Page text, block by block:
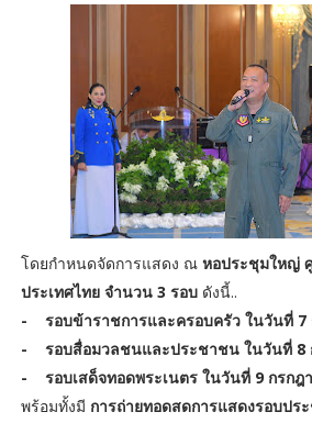
โดยกำหนดจัดการแสดง ณ หอประชุมใหญ่
ประเทศไทย จำนวน 3 รอบ ดังนี้..
- รอบข้าราชการและครอบครัว ในวันที่ 7
- รอบสื่อมวลชนและประชาชน ในวันที่ 8
- รอบเสด็จทอดพระเนตร ในวันที่ 9 กรกฎ
พร้อมทั้งมี การถ่ายทอดสดการแสดงรอบปร